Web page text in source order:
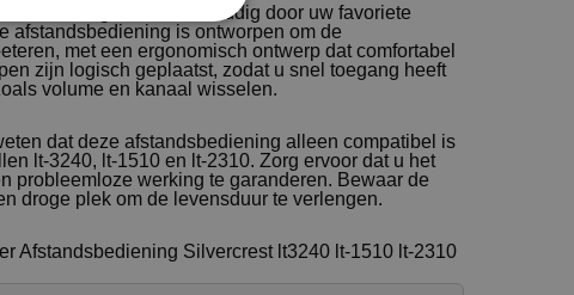
kunt u eenvoudig door uw favoriete
afstandsbediening is ontworpen om de
met een ergonomisch ontwerp dat comfortabel
zijn logisch geplaatst, zodat u snel toegang heeft
volume en kanaal wisselen.
dat deze afstandsbediening alleen compatibel is
lt-3240, lt-1510 en lt-2310. Zorg ervoor dat u het
probleemloze werking te garanderen. Bewaar de
droge plek om de levensduur te verlengen.
Afstandsbediening Silvercrest lt3240 lt-1510 lt-2310